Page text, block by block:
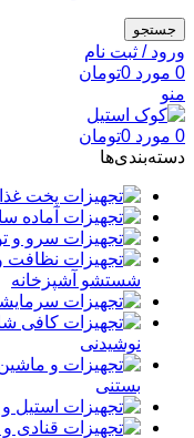
جستجو
ورود / ثبت نام
0 مورد 0تومان
منو
0 مورد 0تومان
دسته‌بندی‌ها
شستشو آشپزخانه
نوشیدنی
بستنی